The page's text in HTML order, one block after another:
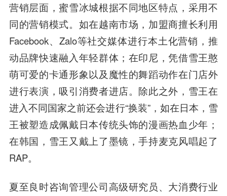
营销层面，蜜雪冰城根据不同地区特点，采用不
同的营销模式。如在越南市场，加盟商擅长利用
Facebook、Zalo等社交媒体进行本土化营销，推
动品牌快速融入年轻群体；在印尼，凭借雪王憨
萌可爱的卡通形象以及魔性的舞蹈动作在门店外
进行表演，吸引消费者进店。除此之外，雪王在
进入不同国家之前还会进行“换装”，如在日本，雪
王被塑造成佩戴日本传统头饰的漫画热血少年；
在韩国，雪王又戴上了墨镜，手持麦克风唱起了
RAP。
夏至良时咨询管理公司高级研究员、大消费行业